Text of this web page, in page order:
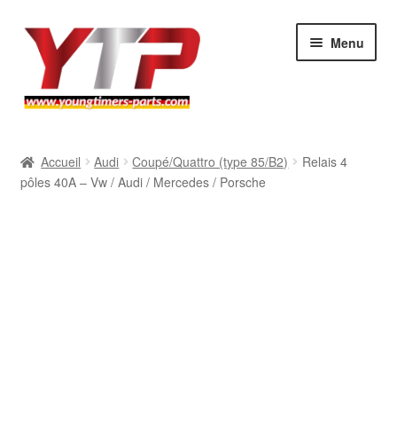
Aller
navigation
Aller
contenu
Menu
BMW
Accueil Audi Coupé/Quattro (type 85/B2)
Relais 4
pôles 40A – Vw / Audi / Mercedes / Porsche